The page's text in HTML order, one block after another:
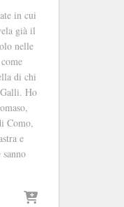
in cui
già il
nelle
di chi
Ho
Como,
e